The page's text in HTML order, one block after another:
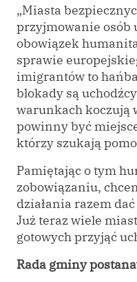
„Miasta
przyjmowanie osób
obowiązek
sprawie
imigrantów to
blokady są
warunkach koczują
powinny być
którzy szukają
Pamiętając o tym
zobowiązaniu,
działania razem
Już teraz wiele
gotowych przyjąć
Rada gminy